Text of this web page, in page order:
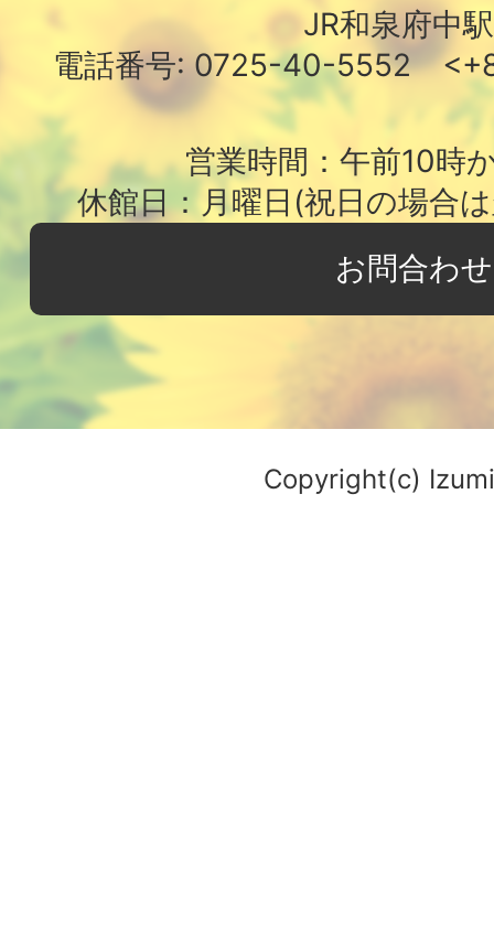
JR和泉府中
電話番号: 0725-40-5552
営業時間：午前10時
休館日：月曜日(祝日の場合
お問合わせ
Copyright(c)